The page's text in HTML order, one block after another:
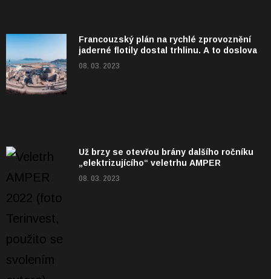
Francouzský plán na rychlé zprovoznění
jaderné flotily dostal trhlinu. A to doslova
08. 03. 2023
Už brzy se otevřou brány dalšího ročníku
„elektrizujícího“ veletrhu AMPER
08. 03. 2023